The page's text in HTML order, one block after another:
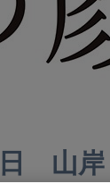
山岸